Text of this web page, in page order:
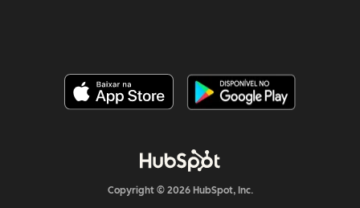
Copyright © 2026 HubSpot, Inc.